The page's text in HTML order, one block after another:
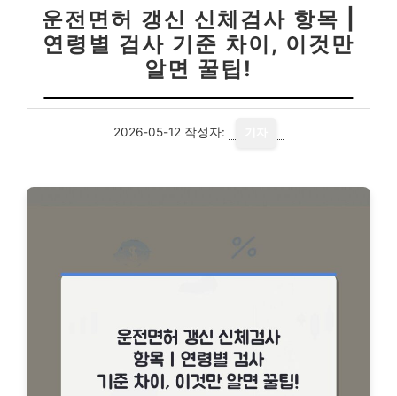
운전면허 갱신 신체검사 항목 |
연령별 검사 기준 차이, 이것만
알면 꿀팁!
2026-05-12 작성자: